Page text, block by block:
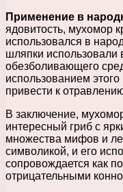
Применение в
ядовитость, мухомор
использовался в
шляпки использовали
обезболивающего
использованием
привести к
В заключение,
интересный гриб с
множества мифов и
символикой, и его
сопровождается как
отрицательными